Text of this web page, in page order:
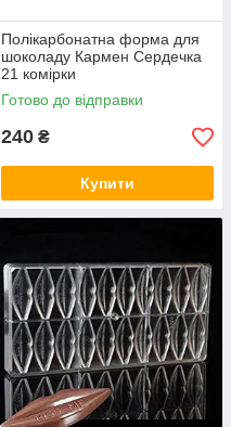
Полікарбонатна форма для
шоколаду Кармен Сердечка
21 комірки
Готово до відправки
240 ₴
Купити